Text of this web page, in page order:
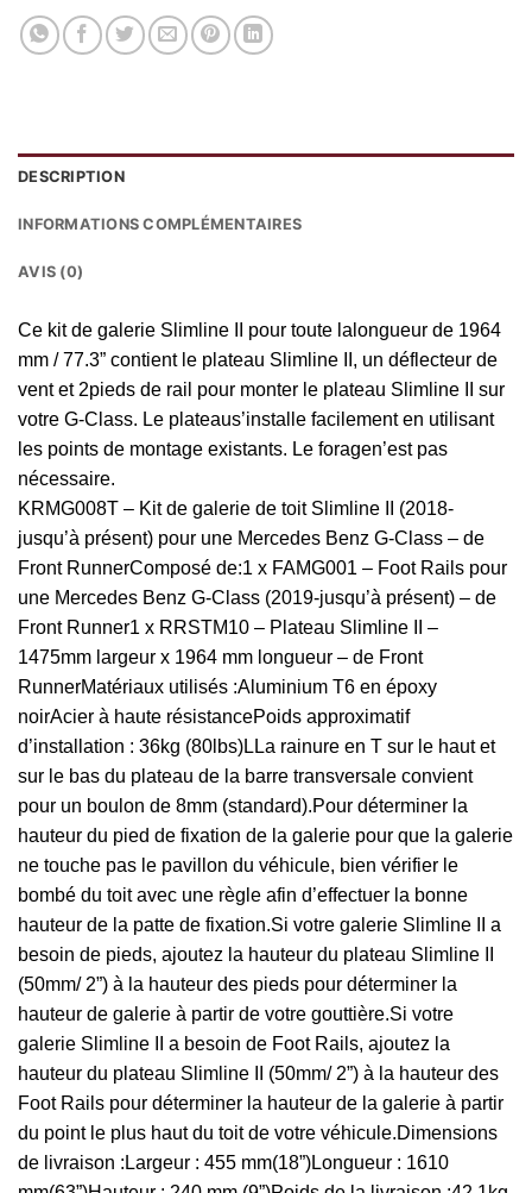
DESCRIPTION
INFORMATIONS COMPLÉMENTAIRES
AVIS (0)
Ce kit de galerie Slimline II pour toute lalongueur de 1964
mm / 77.3” contient le plateau Slimline II, un déflecteur de
vent et 2pieds de rail pour monter le plateau Slimline II sur
votre G-Class. Le plateaus’installe facilement en utilisant
les points de montage existants. Le foragen’est pas
nécessaire.
KRMG008T – Kit de galerie de toit Slimline II (2018-
jusqu’à présent) pour une Mercedes Benz G-Class – de
Front RunnerComposé de:1 x FAMG001 – Foot Rails pour
une Mercedes Benz G-Class (2019-jusqu’à présent) – de
Front Runner1 x RRSTM10 – Plateau Slimline II –
1475mm largeur x 1964 mm longueur – de Front
RunnerMatériaux utilisés :Aluminium T6 en époxy
noirAcier à haute résistancePoids approximatif
d’installation : 36kg (80lbs)LLa rainure en T sur le haut et
sur le bas du plateau de la barre transversale convient
pour un boulon de 8mm (standard).Pour déterminer la
hauteur du pied de fixation de la galerie pour que la galerie
ne touche pas le pavillon du véhicule, bien vérifier le
bombé du toit avec une règle afin d’effectuer la bonne
hauteur de la patte de fixation.Si votre galerie Slimline II a
besoin de pieds, ajoutez la hauteur du plateau Slimline II
(50mm/ 2”) à la hauteur des pieds pour déterminer la
hauteur de galerie à partir de votre gouttière.Si votre
galerie Slimline II a besoin de Foot Rails, ajoutez la
hauteur du plateau Slimline II (50mm/ 2”) à la hauteur des
Foot Rails pour déterminer la hauteur de la galerie à partir
du point le plus haut du toit de votre véhicule.Dimensions
de livraison :Largeur : 455 mm(18”)Longueur : 1610